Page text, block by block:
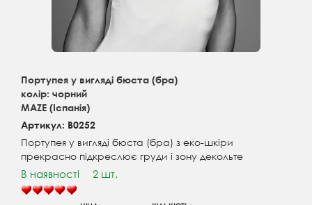
Портупея у вигляді бюста (бра)
колір: чорний
MAZE (Іспанія)
Артикул: B0252
Портупея у вигляді бюста (бра) з еко-шкіри
прекрасно підкреслює груди і зону декольте
В наявності 2 шт.